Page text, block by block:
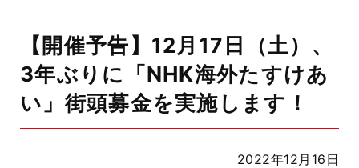
【開催予告】12月17日（土）、
3年ぶりに「NHK海外たすけあ
い」街頭募金を実施します！
2022年12月16日